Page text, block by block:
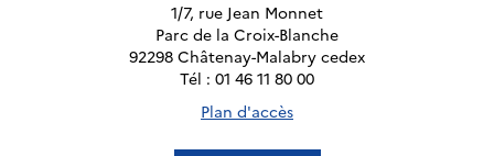
1/7, rue Jean Monnet
Parc de la Croix-Blanche
92298 Châtenay-Malabry cedex
Tél : 01 46 11 80 00
Plan d'accès